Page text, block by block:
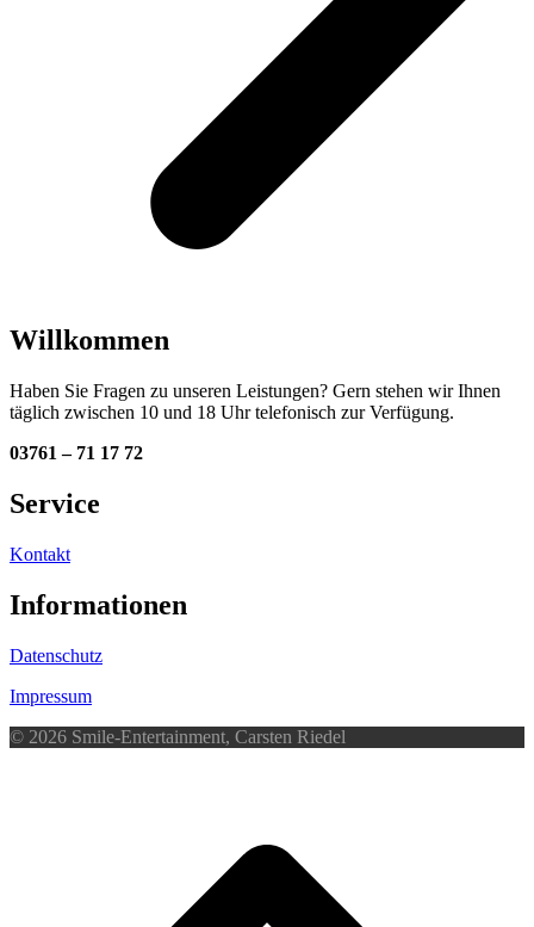
Willkommen
Haben Sie Fragen zu unseren Leistungen? Gern stehen wir Ihnen
täglich zwischen 10 und 18 Uhr telefonisch zur Verfügung.
03761 – 71 17 72
Service
Kontakt
Informationen
Datenschutz
Impressum
© 2026 Smile-Entertainment, Carsten Riedel